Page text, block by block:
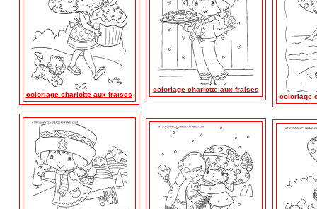
coloriage charlotte aux fraises
coloriage charlotte aux fraises
coloriage